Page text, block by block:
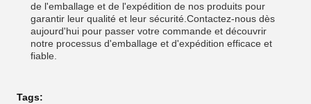
de l'emballage et de l'expédition de nos produits pour
garantir leur qualité et leur sécurité.Contactez-nous dès
aujourd'hui pour passer votre commande et découvrir
notre processus d'emballage et d'expédition efficace et
fiable.
Tags: